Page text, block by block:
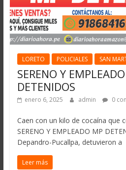
LORETO POLICIALES SAN
SERENO Y
DETENIDOS
enero 6, 2025 admin 0
Caen con un kilo de cocaína que
SERENO Y EMPLEADO MP
Depandro-Pucallpa, detuvieron a
Leer más